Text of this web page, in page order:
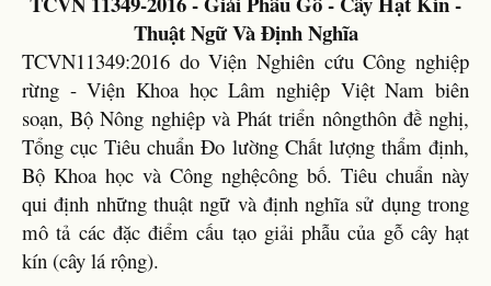
Thuật Ngữ Và Định Nghĩa
TCVN11349:2016 do Viện Nghiên cứu Công nghiệp
rừng - Viện Khoa học Lâm nghiệp Việt Nam biên
soạn, Bộ Nông nghiệp và Phát triển nôngthôn đề nghị,
Tổng cục Tiêu chuẩn Đo lường Chất lượng thẩm định,
Bộ Khoa học và Công nghệcông bố. Tiêu chuẩn này
qui định những thuật ngữ và định nghĩa sử dụng trong
mô tả các đặc điểm cấu tạo giải phẫu của gỗ cây hạt
kín (cây lá rộng).